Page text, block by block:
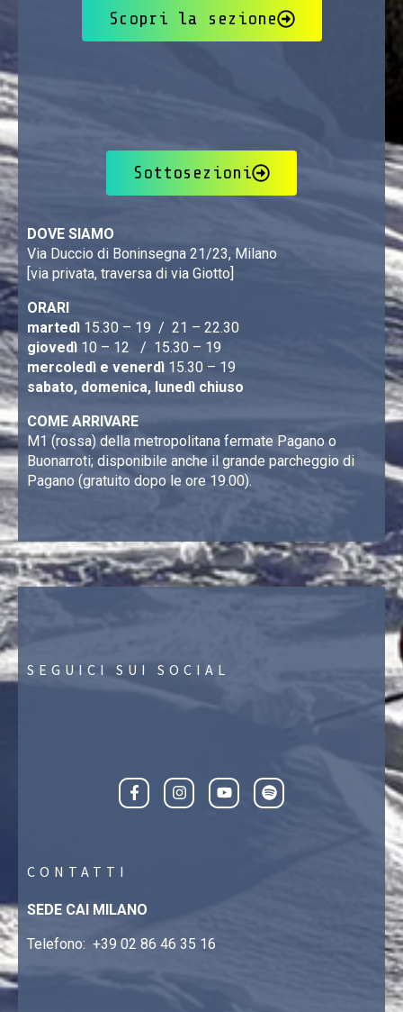
Scopri la sezione
Sottosezioni
DOVE SIAMO
Via Duccio di Boninsegna 21/23, Milano
[via privata, traversa di via Giotto]
ORARI
martedì 15.30 – 19 / 21 – 22.30
giovedì 10 – 12 / 15.30 – 19
mercoledì e venerdì 15.30 – 19
sabato, domenica, lunedì chiuso
COME ARRIVARE
M1 (rossa) della metropolitana fermate Pagano o
Buonarroti; disponibile anche il grande parcheggio di
Pagano (gratuito dopo le ore 19.00).
SEGUICI SUI SOCIAL
CONTATTI
SEDE CAI MILANO
Telefono: +39 02 86 46 35 16